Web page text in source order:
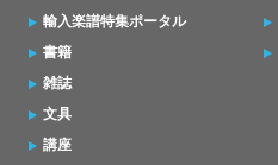
輸入楽譜特集ポータル
書籍
雑誌
文具
講座